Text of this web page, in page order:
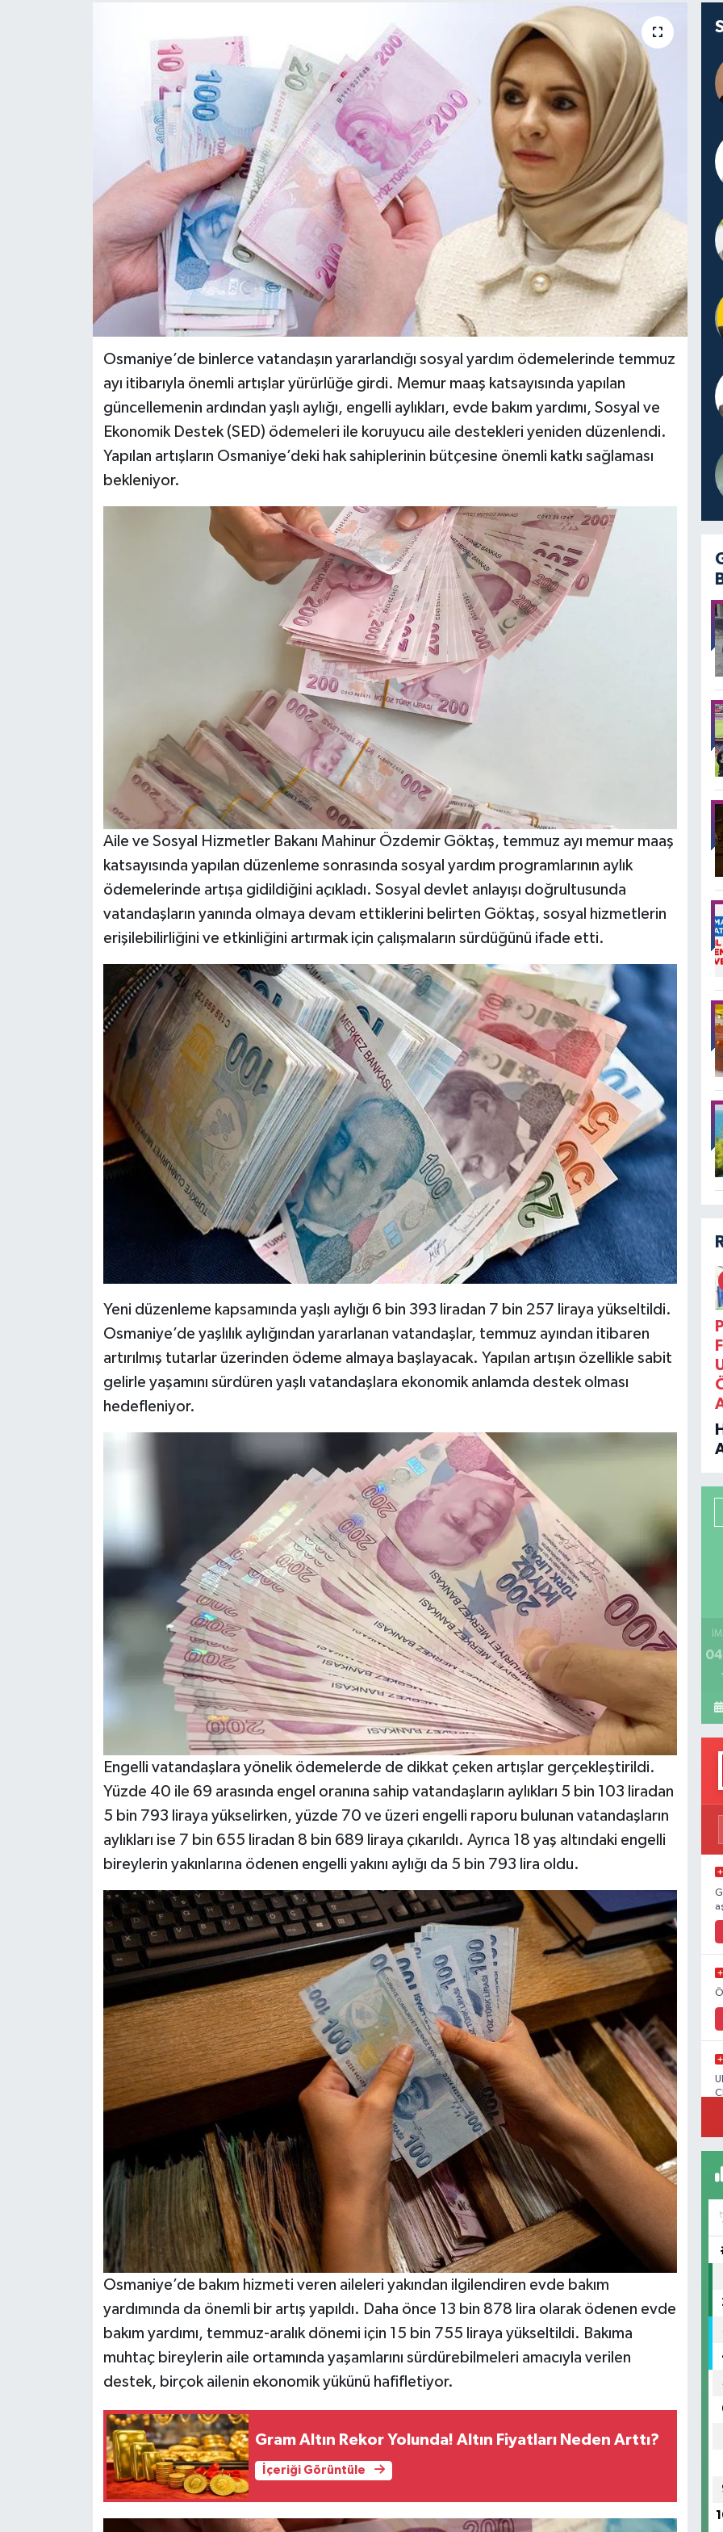
Osmaniye’de binlerce vatandaşın yararlandığı sosyal yardım ödemelerinde temmuz
ayı itibarıyla önemli artışlar yürürlüğe girdi. Memur maaş katsayısında yapılan
güncellemenin ardından yaşlı aylığı, engelli aylıkları, evde bakım yardımı, Sosyal ve
Ekonomik Destek (SED) ödemeleri ile koruyucu aile destekleri yeniden düzenlendi.
Yapılan artışların Osmaniye’deki hak sahiplerinin bütçesine önemli katkı sağlaması
bekleniyor.
Aile ve Sosyal Hizmetler Bakanı Mahinur Özdemir Göktaş, temmuz ayı memur maaş
katsayısında yapılan düzenleme sonrasında sosyal yardım programlarının aylık
ödemelerinde artışa gidildiğini açıkladı. Sosyal devlet anlayışı doğrultusunda
vatandaşların yanında olmaya devam ettiklerini belirten Göktaş, sosyal hizmetlerin
erişilebilirliğini ve etkinliğini artırmak için çalışmaların sürdüğünü ifade etti.
Yeni düzenleme kapsamında yaşlı aylığı 6 bin 393 liradan 7 bin 257 liraya yükseltildi.
Osmaniye’de yaşlılık aylığından yararlanan vatandaşlar, temmuz ayından itibaren
artırılmış tutarlar üzerinden ödeme almaya başlayacak. Yapılan artışın özellikle sabit
gelirle yaşamını sürdüren yaşlı vatandaşlara ekonomik anlamda destek olması
hedefleniyor.
Engelli vatandaşlara yönelik ödemelerde de dikkat çeken artışlar gerçekleştirildi.
Yüzde 40 ile 69 arasında engel oranına sahip vatandaşların aylıkları 5 bin 103 liradan
5 bin 793 liraya yükselirken, yüzde 70 ve üzeri engelli raporu bulunan vatandaşların
aylıkları ise 7 bin 655 liradan 8 bin 689 liraya çıkarıldı. Ayrıca 18 yaş altındaki engelli
bireylerin yakınlarına ödenen engelli yakını aylığı da 5 bin 793 lira oldu.
Osmaniye’de bakım hizmeti veren aileleri yakından ilgilendiren evde bakım
yardımında da önemli bir artış yapıldı. Daha önce 13 bin 878 lira olarak ödenen evde
bakım yardımı, temmuz-aralık dönemi için 15 bin 755 liraya yükseltildi. Bakıma
muhtaç bireylerin aile ortamında yaşamlarını sürdürebilmeleri amacıyla verilen
destek, birçok ailenin ekonomik yükünü hafifletiyor.
Gram Altın Rekor Yolunda! Altın Fiyatları Neden Arttı?
İçeriği Görüntüle